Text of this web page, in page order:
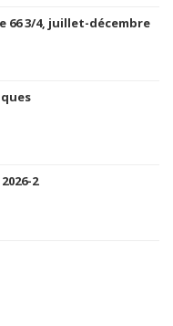
66 3/4, juillet-décembre
2